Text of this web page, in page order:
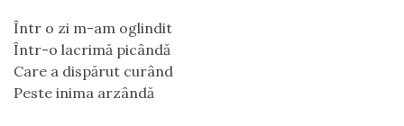
Într o zi m-am oglindit
Într-o lacrimă picândă
Care a dispărut curând
Peste inima arzândă